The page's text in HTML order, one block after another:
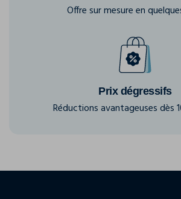
Offre sur mesure en
Prix dégressifs
Réductions avantageuses dès